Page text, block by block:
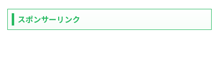
スポンサーリンク